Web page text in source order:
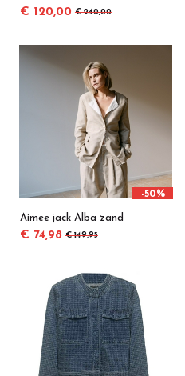
€ 120,00 € 240,00
-50%
Aimee jack Alba zand
€ 74,98 € 149,95